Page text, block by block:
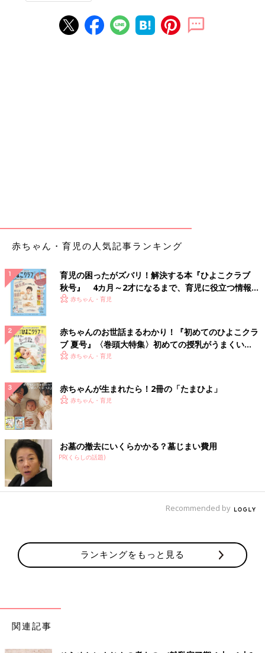
赤ちゃん・育児の人気記事ランキング
育児の困ったがズバリ！解決する本『ひよこクラブ
秋号』 4カ月～2才になるまで、育児に役立つ情報が
いっぱい！
赤ちゃん・育児
赤ちゃんのお世話まるわかり！『初めてのひよこクラ
ブ 夏号』〈巻頭大特集〉初めての授乳がうまくい
く！ おっぱい・ミルクの基本と夏のトラブル 解決テ
赤ちゃん・育児
赤ちゃんが生まれたら！2冊の「たまひよ」
赤ちゃん・育児
お墓の撤去にいくらかかる？墓じまい費用
PR(くらしの話題)
Recommended by
ランキングをもっと見る
関連記事